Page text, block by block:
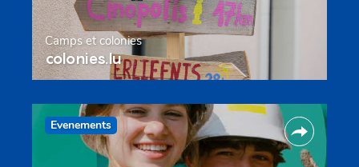
Camps et colonies
colonies.lu
Evenements